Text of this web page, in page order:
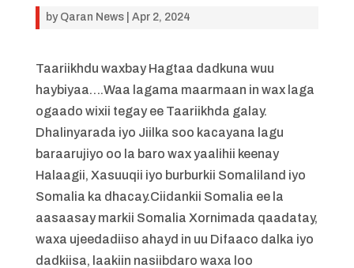
by Qaran News| Apr 2, 2024
Taariikhdu waxbay Hagtaa dadkuna wuu
haybiyaa….Waa lagama maarmaan in wax laga
ogaado wixii tegay ee Taariikhda galay.
Dhalinyarada iyo Jiilka soo kacayana lagu
baraarujiyo oo la baro wax yaalihii keenay
Halaagii, Xasuuqii iyo burburkii Somaliland iyo
Somalia ka dhacay.Ciidankii Somalia ee la
aasaasay markii Somalia Xornimada qaadatay,
waxa ujeedadiiso ahayd in uu Difaaco dalka iyo
dadkiisa, laakiin nasiibdaro waxa loo